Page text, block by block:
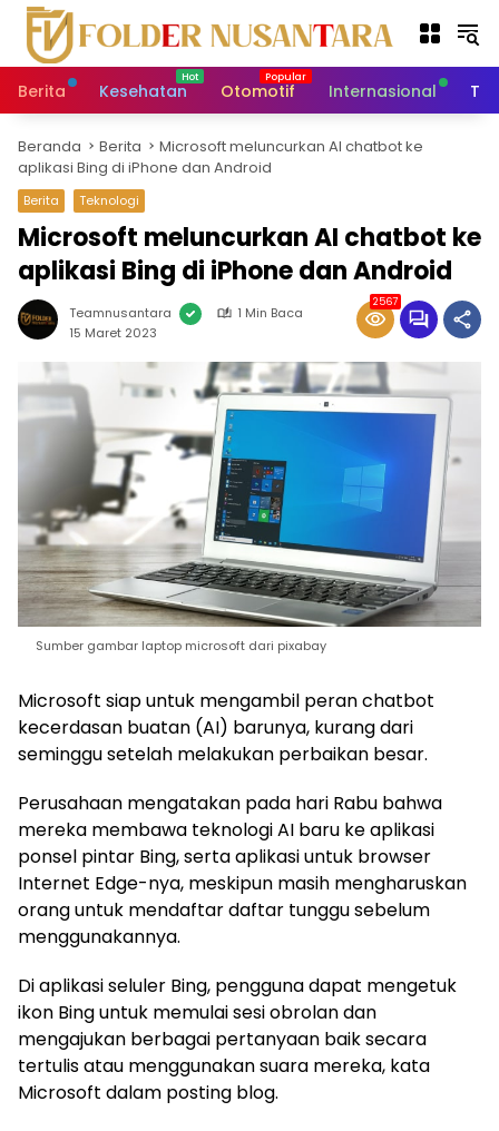
Berita Kesehatan Otomotif Internasional
Beranda Berita
Microsoft meluncurkan AI chatbot ke
aplikasi Bing di iPhone dan Android
Berita Teknologi
Microsoft meluncurkan AI chatbot ke
aplikasi Bing di iPhone dan Android
Teamnusantara
1 Min Baca
15 Maret 2023
2567
Sumber gambar laptop microsoft dari pixabay
Microsoft siap untuk mengambil peran chatbot
kecerdasan buatan (AI) barunya, kurang dari
seminggu setelah melakukan perbaikan besar.
Perusahaan mengatakan pada hari Rabu bahwa
mereka membawa teknologi AI baru ke aplikasi
ponsel pintar Bing, serta aplikasi untuk browser
Internet Edge-nya, meskipun masih mengharuskan
orang untuk mendaftar daftar tunggu sebelum
menggunakannya.
Di aplikasi seluler Bing, pengguna dapat mengetuk
ikon Bing untuk memulai sesi obrolan dan
mengajukan berbagai pertanyaan baik secara
tertulis atau menggunakan suara mereka, kata
Microsoft dalam posting blog.